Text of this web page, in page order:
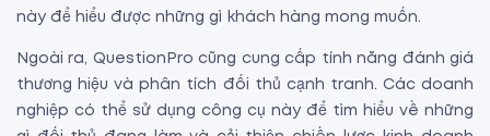
này để hiểu được những gì khách hàng mong muốn.
Ngoài ra, QuestionPro cũng cung cấp tính năng đánh giá
thương hiệu và phân tích đối thủ cạnh tranh. Các doanh
nghiệp có thể sử dụng công cụ này để tìm hiểu về những